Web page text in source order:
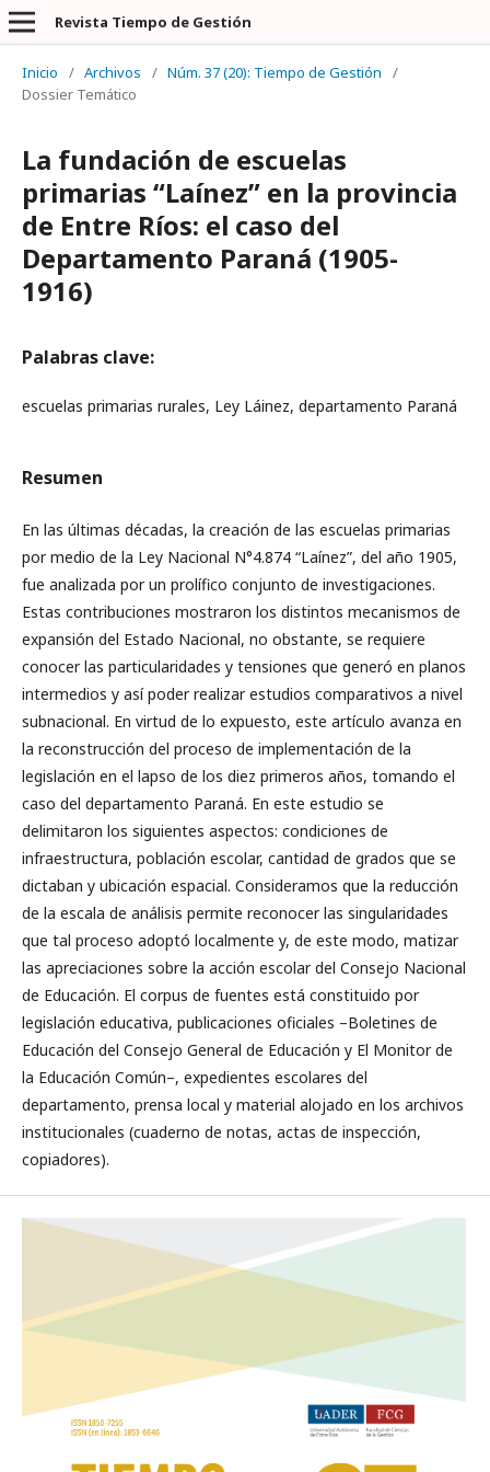
Revista Tiempo de Gestión
Inicio / Archivos / Núm. 37 (20): Tiempo de Gestión
/
Dossier Temático
La fundación de escuelas
primarias “Laínez” en la provincia
de Entre Ríos: el caso del
Departamento Paraná (1905-
1916)
Palabras clave:
escuelas primarias rurales, Ley Láinez, departamento Paraná
Resumen
En las últimas décadas, la creación de las escuelas primarias
por medio de la Ley Nacional N°4.874 “Laínez”, del año 1905,
fue analizada por un prolífico conjunto de investigaciones.
Estas contribuciones mostraron los distintos mecanismos de
expansión del Estado Nacional, no obstante, se requiere
conocer las particularidades y tensiones que generó en planos
intermedios y así poder realizar estudios comparativos a nivel
subnacional. En virtud de lo expuesto, este artículo avanza en
la reconstrucción del proceso de implementación de la
legislación en el lapso de los diez primeros años, tomando el
caso del departamento Paraná. En este estudio se
delimitaron los siguientes aspectos: condiciones de
infraestructura, población escolar, cantidad de grados que se
dictaban y ubicación espacial. Consideramos que la reducción
de la escala de análisis permite reconocer las singularidades
que tal proceso adoptó localmente y, de este modo, matizar
las apreciaciones sobre la acción escolar del Consejo Nacional
de Educación. El corpus de fuentes está constituido por
legislación educativa, publicaciones oficiales –Boletines de
Educación del Consejo General de Educación y El Monitor de
la Educación Común–, expedientes escolares del
departamento, prensa local y material alojado en los archivos
institucionales (cuaderno de notas, actas de inspección,
copiadores).